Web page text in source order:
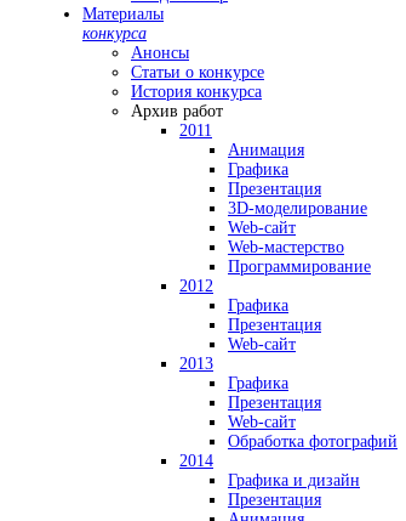
Материалы
конкурса
Анонсы
Статьи о конкурсе
История конкурса
Архив работ
2011
Анимация
Графика
Презентация
3D-моделирование
Web-сайт
Web-мастерство
Программирование
2012
Графика
Презентация
Web-сайт
2013
Графика
Презентация
Web-сайт
Обработка фотографий
2014
Графика и дизайн
Презентация